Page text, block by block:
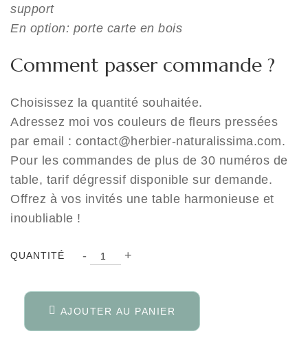
support
En option: porte carte en bois
Comment passer commande ?
Choisissez la quantité souhaitée.
Adressez moi vos couleurs de fleurs pressées
par email : contact@herbier-naturalissima.com.
Pour les commandes de plus de 30 numéros de
table, tarif dégressif disponible sur demande.
Offrez à vos invités une table harmonieuse et
inoubliable !
QUANTITÉ - Quantité
+
AJOUTER AU PANIER